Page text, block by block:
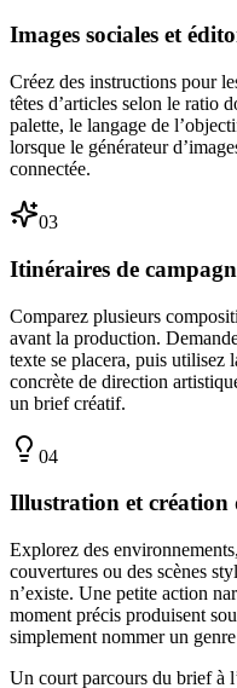
Images sociales et
Créez des instructions pour
têtes d’articles selon le ratio
palette, le langage de
lorsque le générateur
connectée.
03
Itinéraires de
Comparez plusieurs
avant la production.
texte se placera, puis utilisez
concrète de direction
un brief créatif.
04
Illustration et création
Explorez des
couvertures ou des scènes
n’existe. Une petite action
moment précis produisent
simplement nommer un
Un court parcours du brief à